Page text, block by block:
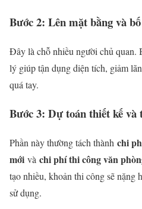
Bước 2: Lên mặt bằng và
Đây là chỗ nhiều người chủ quan.
lý giúp tận dụng diện tích, giảm
quá tay.
Bước 3: Dự toán thiết kế và
Phần này thường tách thành chi
mới và chi phí thi công văn
tạo nhiều, khoản thi công sẽ nặng
sử dụng.